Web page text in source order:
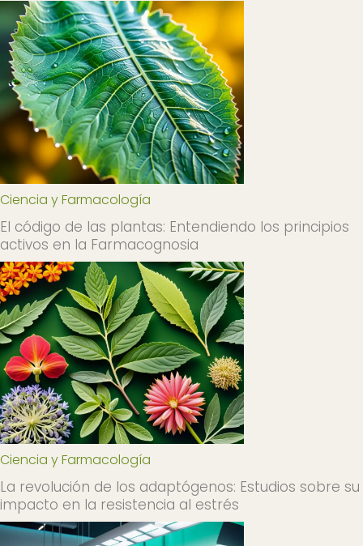
Ciencia y Farmacología
El código de las plantas: Entendiendo los principios
activos en la Farmacognosia
Ciencia y Farmacología
La revolución de los adaptógenos: Estudios sobre su
impacto en la resistencia al estrés